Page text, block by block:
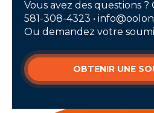
Vous avez des questions
581-308-4323 •
Ou demandez votre
OBTENIR UNE